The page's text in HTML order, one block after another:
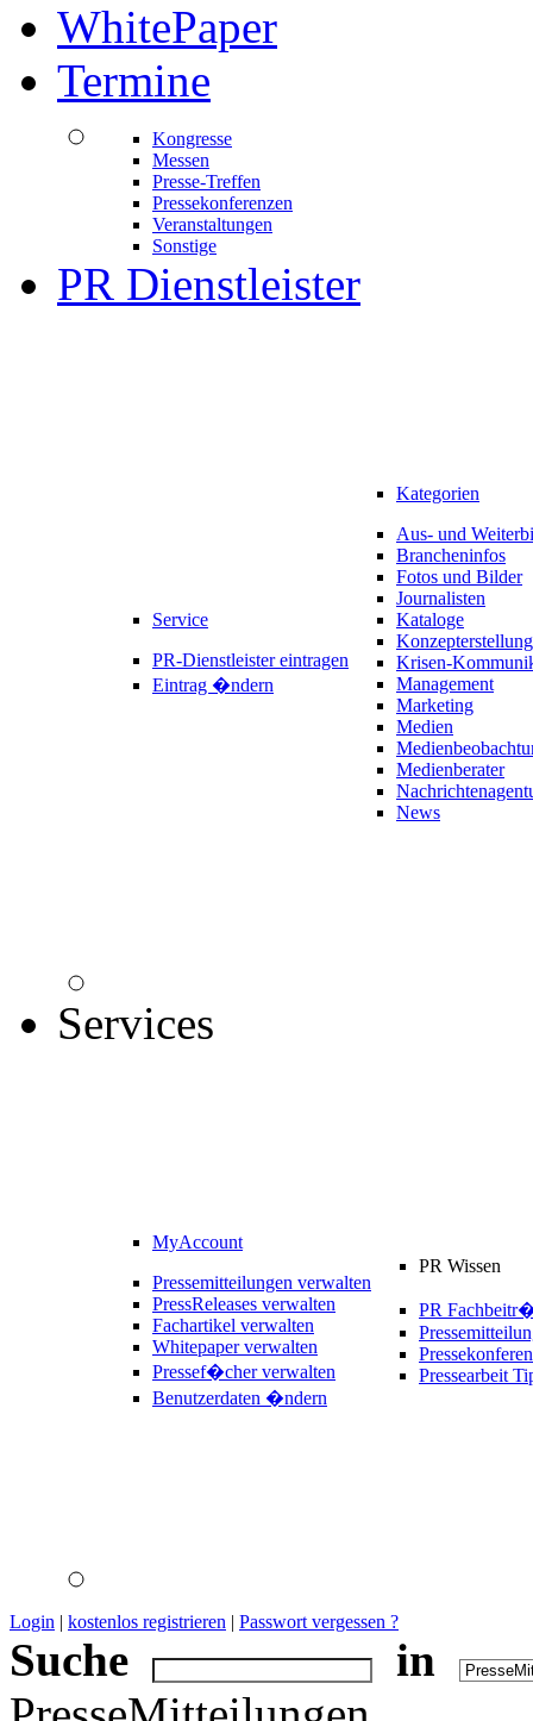
WhitePaper
Termine
Kongresse
Messen
Presse-Treffen
Pressekonferenzen
Veranstaltungen
Sonstige
PR Dienstleister
Service
PR-Dienstleister eintragen
Eintrag �ndern
Kategorien
Aus- und
Brancheninfos
Fotos und Bilder
Journalisten
Kataloge
Konzepterstellung
Krisen-
Management
Marketing
Medien
Medienberater
News
Services
MyAccount
Pressemitteilungen verwalten
PressReleases verwalten
Fachartikel verwalten
Whitepaper verwalten
Pressef�cher verwalten
Benutzerdaten �ndern
PR Wissen
PR
Pressearbeit
Login | kostenlos registrieren | Passwort vergessen ?
Suche
in